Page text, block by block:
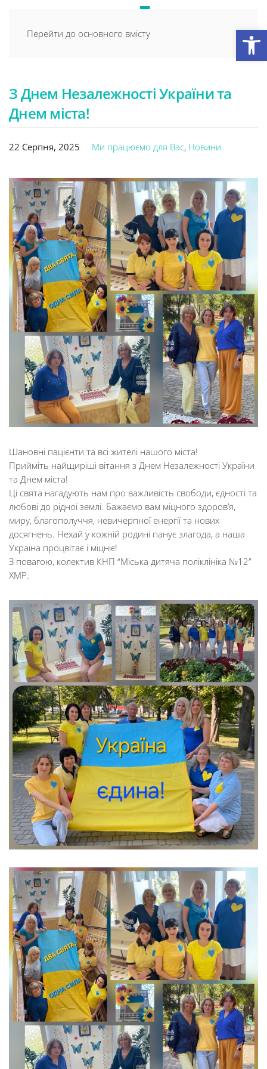
Перейти до основного вмісту
З Днем Незалежності України та
Днем міста!
22 Серпня, 2025 Ми працюємо для Вас, Новини
Шановні пацієнти та всі жителі нашого міста!
Прийміть найщиріші вітання з Днем Незалежності України
та Днем міста!
Ці свята нагадують нам про важливість свободи, єдності та
любові до рідної землі. Бажаємо вам міцного здоров’я,
миру, благополуччя, невичерпної енергії та нових
досягнень. Нехай у кожній родині панує злагода, а наша
Україна процвітає і міцніє!
З повагою, колектив КНП “Міська дитяча поліклініка №12”
ХМР.